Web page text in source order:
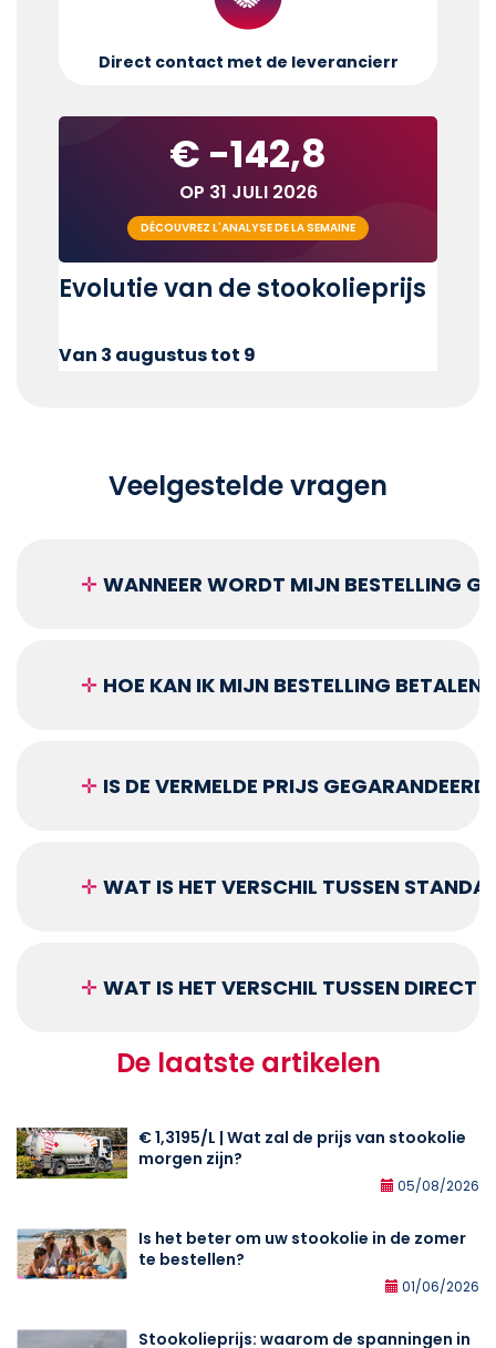
Direct contact met de leverancierr
€ -142,8
OP 31 JULI 2026
DÉCOUVREZ L'ANALYSE DE LA SEMAINE
Evolutie van de stookolieprijs
Van 3 augustus tot 9
Veelgestelde vragen
✛ WANNEER WORDT MIJN BESTELLING
✛ HOE KAN IK MIJN BESTELLING BETALEN?
✛ IS DE VERMELDE PRIJS
✛ WAT IS HET VERSCHIL TUSSEN
✛ WAT IS HET VERSCHIL TUSSEN DIRECT
De laatste artikelen
€ 1,3195/L | Wat zal de prijs van stookolie
morgen zijn?
05/08/2026
Is het beter om uw stookolie in de zomer
te bestellen?
01/06/2026
Stookolieprijs: waarom de spanningen in